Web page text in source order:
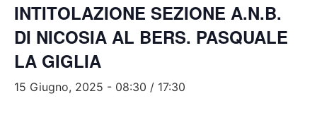
INTITOLAZIONE SEZIONE A.N.B.
DI NICOSIA AL BERS. PASQUALE
LA GIGLIA
15 Giugno, 2025 - 08:30 / 17:30